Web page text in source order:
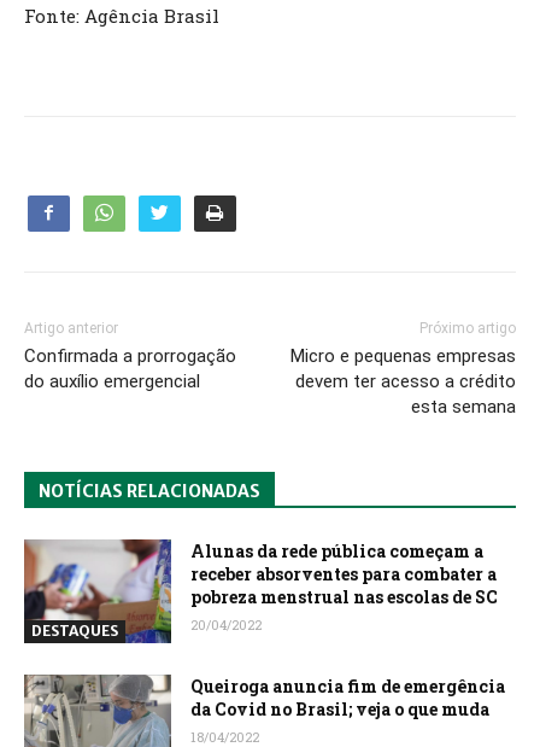
Fonte: Agência Brasil
Artigo anterior
Confirmada a prorrogação
do auxílio emergencial
Próximo artigo
Micro e pequenas empresas
devem ter acesso a crédito
esta semana
NOTÍCIAS RELACIONADAS
DESTAQUES
Alunas da rede pública começam a
receber absorventes para combater a
pobreza menstrual nas escolas de SC
20/04/2022
Queiroga anuncia fim de emergência
da Covid no Brasil; veja o que muda
18/04/2022